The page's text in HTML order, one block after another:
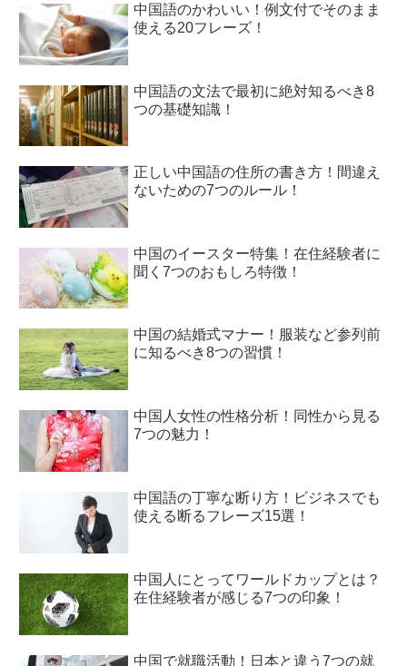
中国語のかわいい！例文付でそのまま
使える20フレーズ！
中国語の文法で最初に絶対知るべき8
つの基礎知識！
正しい中国語の住所の書き方！間違え
ないための7つのルール！
中国のイースター特集！在住経験者に
聞く7つのおもしろ特徴！
中国の結婚式マナー！服装など参列前
に知るべき8つの習慣！
中国人女性の性格分析！同性から見る
7つの魅力！
中国語の丁寧な断り方！ビジネスでも
使える断るフレーズ15選！
中国人にとってワールドカップとは？
在住経験者が感じる7つの印象！
中国で就職活動！日本と違う7つの就